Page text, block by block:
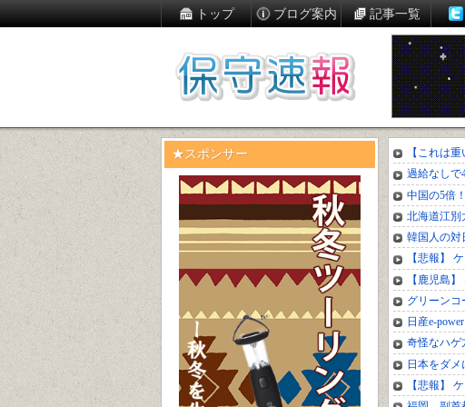
トップ ブログ案内 記事一覧
★スポンサー